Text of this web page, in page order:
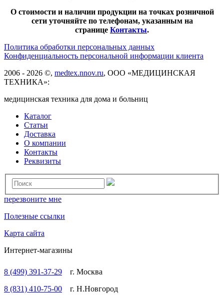
О стоимости и наличии продукции на точках розничной
сети уточняйте по телефонам, указанным на
странице Контакты.
Политика обработки персональных данных
Конфиденциальность персональной информации клиента
2006 - 2026 ©, medtex.nnov.ru, ООО «МЕДИЦИНСКАЯ
ТЕХНИКА»:
медицинская техника для дома и больниц
Каталог
Статьи
Доставка
О компании
Контакты
Реквизиты
перезвоните мне
Полезные ссылки
Карта сайта
Интернет-магазины
8 (499) 391-37-29 г. Москва
8 (831) 410-75-00 г. Н.Новгород